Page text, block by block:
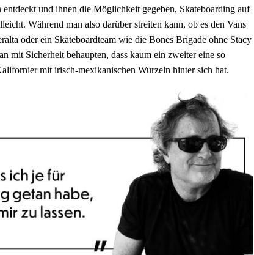
und ihnen die Möglichkeit gegeben, Skateboarding auf
Während man also darüber streiten kann, ob es den Vans
oder ein Skateboardteam wie die Bones Brigade ohne Stacy
mit Sicherheit behaupten, dass kaum ein zweiter eine so
mit irisch-mexikanischen Wurzeln hinter sich hat.